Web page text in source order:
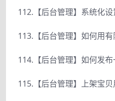
112.【后台管理】系统化
113.【后台管理】如何用
114.【后台管理】如何发
115.【后台管理】上架宝